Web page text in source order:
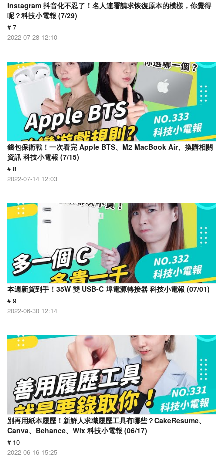
Instagram 抖音化不忍了！名人連署請求恢復原本的模樣，你覺得
呢？科技小電報 (7/29)
# 7
2022-07-28 12:10
錢包保衛戰！一次看完 Apple BTS、M2 MacBook Air、換購相關
資訊 科技小電報 (7/15)
# 8
2022-07-14 12:03
本週新貨到手！35W 雙 USB-C 埠電源轉接器 科技小電報 (07/01)
# 9
2022-06-30 12:14
別再用紙本履歷！新鮮人求職履歷工具有哪些？CakeResume、
Canva、Behance、Wix 科技小電報 (06/17)
# 10
2022-06-16 15:25